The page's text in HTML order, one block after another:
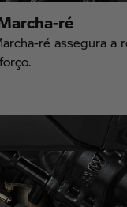
ré
ré assegura a